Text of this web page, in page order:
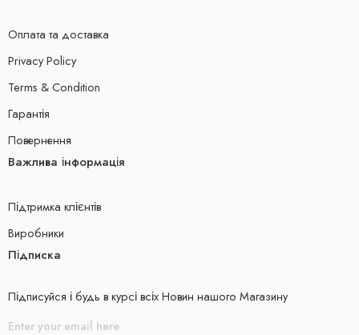
Оплата та доставка
Privacy Policy
Terms & Condition
Гарантія
Повернення
Важлива інформація
Підтримка клієнтів
Виробники
Підписка
Підписуйся і будь в курсі всіх Новин нашого Магазину